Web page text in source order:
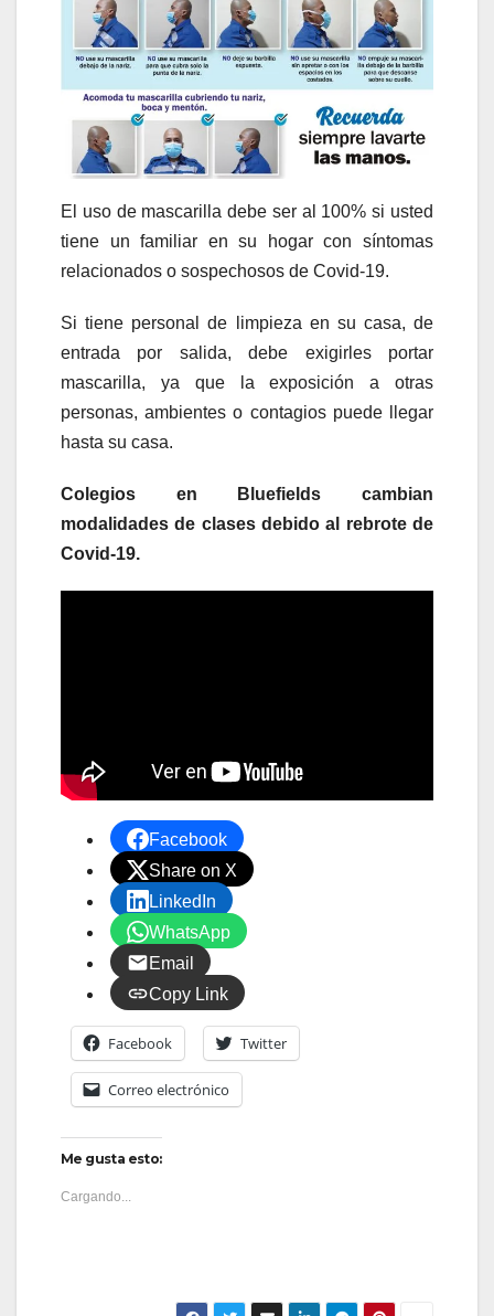
El uso de mascarilla debe ser al 100% si usted
tiene un familiar en su hogar con síntomas
relacionados o sospechosos de Covid-19.
Si tiene personal de limpieza en su casa, de
entrada por salida, debe exigirles portar
mascarilla, ya que la exposición a otras
personas, ambientes o contagios puede llegar
hasta su casa.
Colegios en Bluefields cambian
modalidades de clases debido al rebrote de
Covid-19.
Facebook
Share on X
LinkedIn
WhatsApp
Email
Copy Link
Facebook Twitter
Correo electrónico
Me gusta esto:
Cargando...